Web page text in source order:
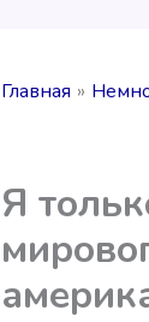
Главная
Я